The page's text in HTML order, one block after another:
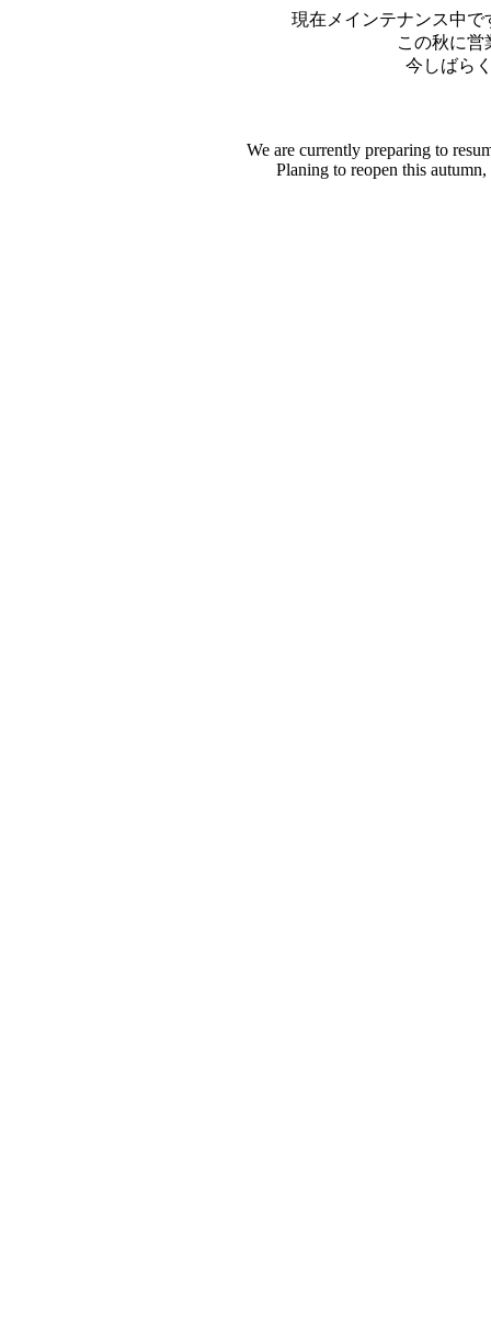
現在メインテナンス中
この秋に営
今しばら
We are currently preparing to
Planing to reopen this